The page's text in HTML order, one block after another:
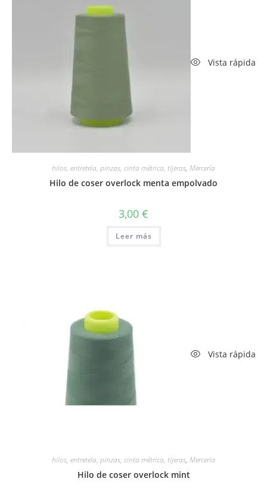
Vista rápida
hilos, entretela, pinzas, cinta métrica, tijeras, Mercería
Hilo de coser overlock menta empolvado
3,00 €
Leer más
Vista rápida
hilos, entretela, pinzas, cinta métrica, tijeras, Mercería
Hilo de coser overlock mint